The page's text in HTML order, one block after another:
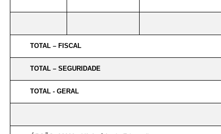
TOTAL – FISCAL
TOTAL – SEGURIDADE
TOTAL - GERAL